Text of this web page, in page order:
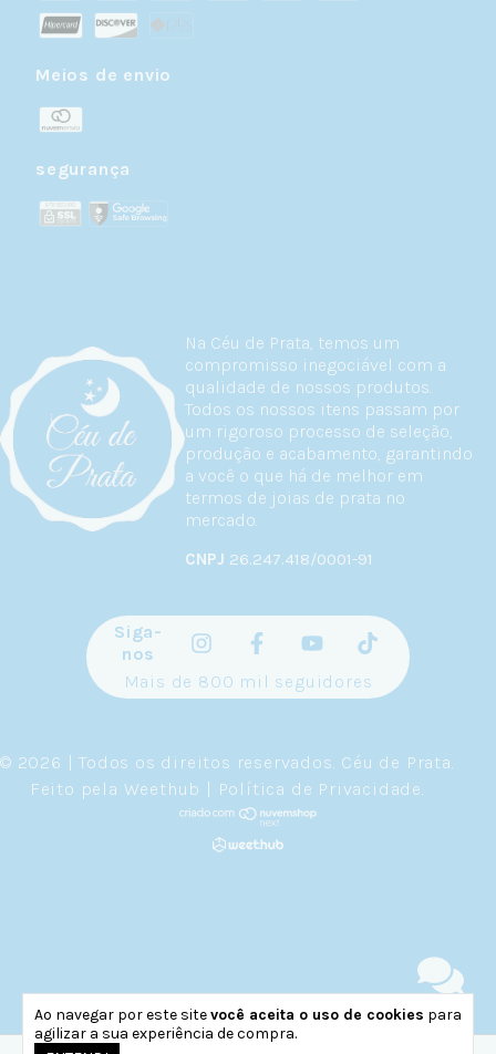
Ao navegar por este sitevocê aceita o uso de cookies para
agilizar a sua experiência de compra.
Na Céu de Prata, temos um
compromisso inegociável com a
qualidade de nossos produtos.
Todos os nossos itens passam por
um rigoroso processo de seleção,
produção e acabamento, garantindo
a você o que há de melhor em
termos de joias de prata no
mercado.
CNPJ 26.247.418/0001-91
Meios de envio
segurança
Siga-
nos
Mais de 800 mil seguidores
© 2026 | Todos os direitos reservados. Céu de Prata
Feito pela Weethub | Política de Privacidade